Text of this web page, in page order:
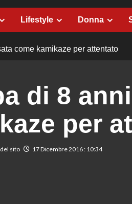
Lifestyle Donna
come kamikaze per attentato
di 8
per
sito 17 Dicembre 2016 : 10:34